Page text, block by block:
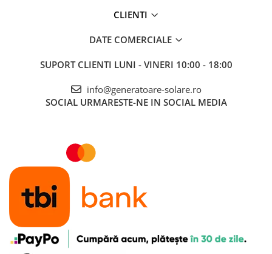
CLIENTI
DATE COMERCIALE
SUPORT CLIENTI LUNI - VINERI 10:00 - 18:00
info@generatoare-solare.ro
SOCIAL URMARESTE-NE IN SOCIAL MEDIA